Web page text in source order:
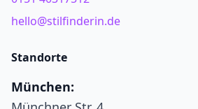
hello@stilfinderin.de
Standorte
München: